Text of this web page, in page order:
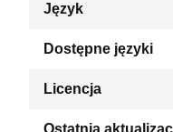
Język
Dostępne języki
Licencja
Ostatnia